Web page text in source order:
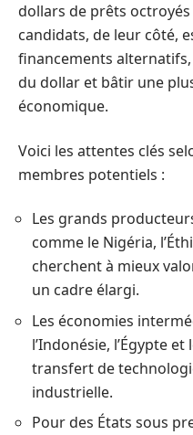
dollars de prêts
candidats, de leur côté,
financements
du dollar et bâtir une
économique.
Voici les attentes clés
membres potentiels :
Les grands
comme le Nigéria,
cherchent à mieux
un cadre élargi.
Les économies
l’Indonésie, l’Égypte
transfert de
industrielle.
Pour des États sous